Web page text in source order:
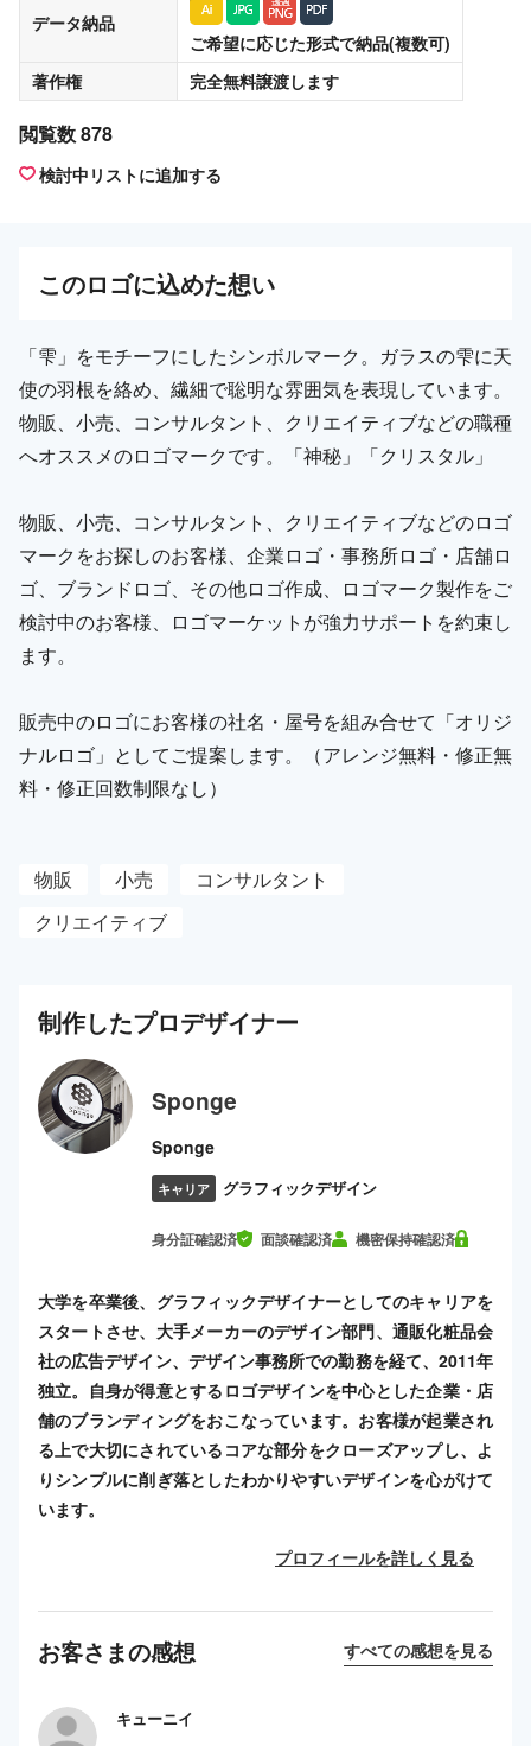
データ納品
ご希望に応じた形式で納品(複数可)
著作権
完全無料譲渡します
閲覧数 878
検討中リストに追加する
このロゴに込めた想い
「雫」をモチーフにしたシンボルマーク。ガラスの雫に天
使の羽根を絡め、繊細で聡明な雰囲気を表現しています。
物販、小売、コンサルタント、クリエイティブなどの職種
へオススメのロゴマークです。「神秘」「クリスタル」
物販、小売、コンサルタント、クリエイティブなどのロゴ
マークをお探しのお客様、企業ロゴ・事務所ロゴ・店舗ロ
ゴ、ブランドロゴ、その他ロゴ作成、ロゴマーク製作をご
検討中のお客様、ロゴマーケットが強力サポートを約束し
ます。
販売中のロゴにお客様の社名・屋号を組み合せて「オリジ
ナルロゴ」としてご提案します。（アレンジ無料・修正無
料・修正回数制限なし）
物販 小売
コンサルタント
クリエイティブ
制作したプロデザイナー
Sponge
Sponge
キャリア グラフィックデザイン
身分証確認済 面談確認済 機密保持確認済
大学を卒業後、グラフィックデザイナーとしてのキャリアを
スタートさせ、大手メーカーのデザイン部門、通販化粧品会
社の広告デザイン、デザイン事務所での勤務を経て、2011年
独立。自身が得意とするロゴデザインを中心とした企業・店
舗のブランディングをおこなっています。お客様が起業され
る上で大切にされているコアな部分をクローズアップし、よ
りシンプルに削ぎ落としたわかりやすいデザインを心がけて
います。
プロフィールを詳しく見る
お客さまの感想 すべての感想を見る
キューニイ